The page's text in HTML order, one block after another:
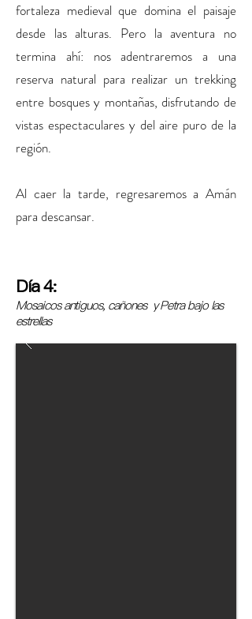
fortaleza medieval que domina el paisaje
desde las alturas. Pero la aventura no
termina ahí: nos adentraremos a una
reserva natural para realizar un trekking
entre bosques y montañas, disfrutando de
vistas espectaculares y del aire puro de la
región.
Al caer la tarde, regresaremos a Amán
para descansar.
Día 4:
Mosaicos antiguos, cañones y Petra bajo las
estrellas